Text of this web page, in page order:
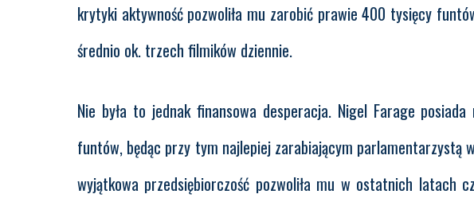
krytyki aktywność pozwoliła mu zarobić prawie 400 tysięcy
średnio ok. trzech filmików dziennie.
Nie była to jednak finansowa desperacja. Nigel Farage
funtów, będąc przy tym najlepiej zarabiającym parlamentarzystą
wyjątkowa przedsiębiorczość pozwoliła mu w ostatnich latach